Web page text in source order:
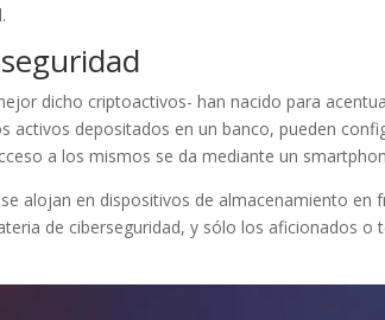
dicho criptoactivos- han nacido para
activos depositados en un banco, pueden
a los mismos se da mediante un
alojan en dispositivos de almacenamiento en
de ciberseguridad, y sólo los aficionados o